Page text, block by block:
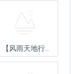
【风雨天地行..